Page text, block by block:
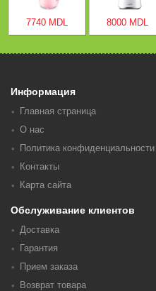
7740 MDL 8000 MDL
Информация
Главная страница
О нас
Политика конфиденциальности
Контакты
Карта сайта
Обслуживание клиентов
Доставка
Гарантия
Прием заказа
Возврат товара